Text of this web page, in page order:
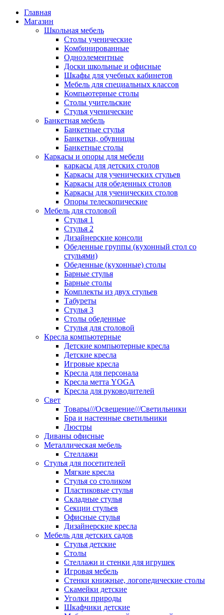
Главная
Магазин
Школьная мебель
Столы ученические
Комбинированные
Одноэлементные
Доски школьные и офисные
Шкафы для учебных кабинетов
Мебель для специальных классов
Компьютерные столы
Столы учительские
Стулья ученические
Банкетная мебель
Банкетные стулья
Банкетки, обувницы
Банкетные столы
Каркасы и опоры для мебели
каркасы для детских столов
Каркасы для ученических стульев
Каркасы для обеденных столов
Каркасы для ученических столов
Опоры телескопические
Мебель для столовой
Стулья 1
Стулья 2
Дизайнерские консоли
Обеденные группы (кухонный стол со
стульями)
Обеденные (кухонные) столы
Барные стулья
Барные столы
Комплекты из двух стульев
Табуреты
Стулья 3
Столы обеденные
Стулья для столовой
Кресла компьютерные
Детские компьютерные кресла
Детские кресла
Игровые кресла
Кресла для персонала
Кресла метта YOGA
Кресла для руководителей
Свет
Товары///Освещение///Светильники
Бра и настенные светильники
Люстры
Диваны офисные
Металлическая мебель
Стеллажи
Стулья для посетителей
Мягкие кресла
Стулья со столиком
Пластиковые стулья
Складные стулья
Секции стульев
Офисные стулья
Дизайнерские кресла
Мебель для детских садов
Стулья детские
Столы
Стеллажи и стенки для игрушек
Игровая мебель
Стенки книжные, логопедические столы
Скамейки детские
Уголки природы
Шкафчики детские